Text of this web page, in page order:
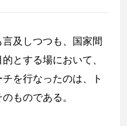
言及しつつも、国家間
とする場において、
を行なったのは、ト
ものである。